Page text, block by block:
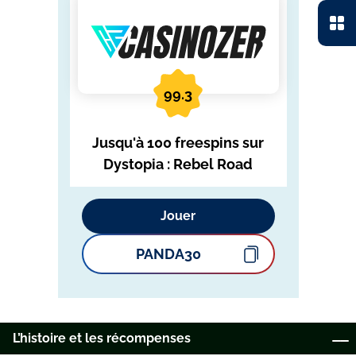
99.3
Jusqu'à 100 freespins sur
Dystopia : Rebel Road
Jouer
PANDA30
L’hіstоіrе еt lеs réсоmреnsеs